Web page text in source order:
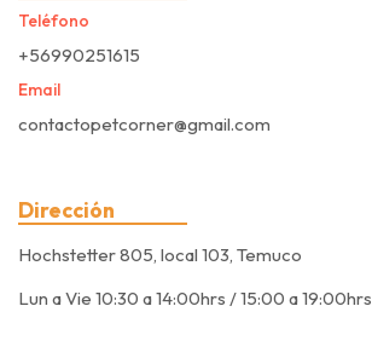
Teléfono
+56990251615
Email
contactopetcorner@gmail.com
Dirección
Hochstetter 805, local 103, Temuco
Lun a Vie 10:30 a 14:00hrs / 15:00 a 19:00hrs